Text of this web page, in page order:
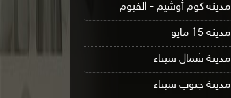
مدينة كوم أوشيم - الفيوم
مدينة 15 مايو
مدينة شمال سيناء
مدينة جنوب سيناء